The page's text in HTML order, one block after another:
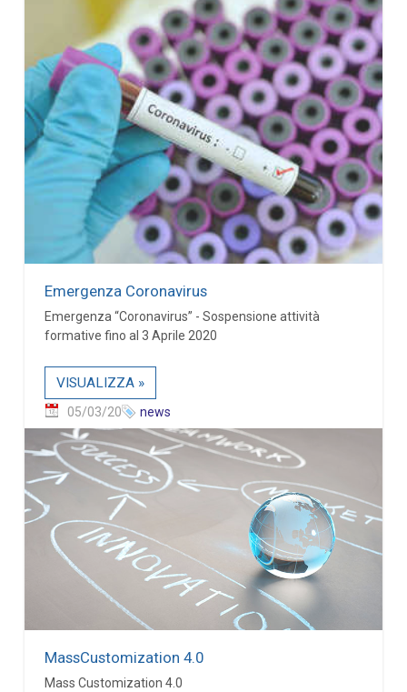
Emergenza Coronavirus
Emergenza “Coronavirus” - Sospensione attività
formative fino al 3 Aprile 2020
VISUALIZZA »
05/03/20 news
MassCustomization 4.0
Mass Customization 4.0